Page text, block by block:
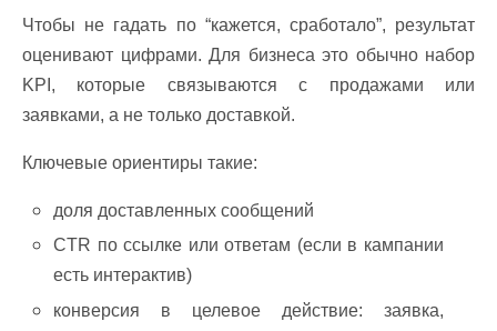
Чтобы не гадать по “кажется, сработало”, результат
оценивают цифрами. Для бизнеса это обычно набор
KPI, которые связываются с продажами или
заявками, а не только доставкой.
Ключевые ориентиры такие:
доля доставленных сообщений
CTR по ссылке или ответам (если в кампании
есть интерактив)
конверсия в целевое действие: заявка,